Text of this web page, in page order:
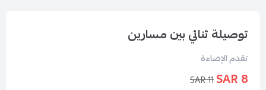
توصيلة ثنائي بين مسارين
تقدم الإضاءة
8 SAR
11 SAR